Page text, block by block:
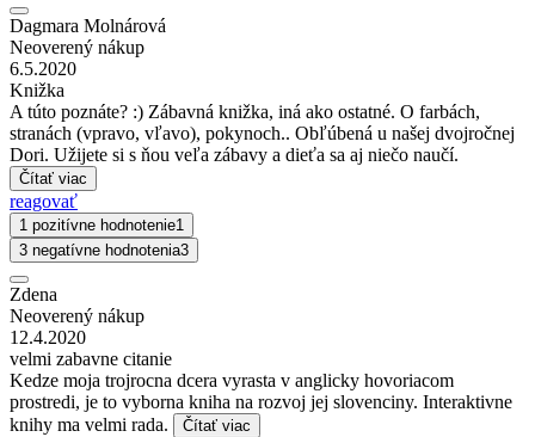
Dagmara Molnárová
Neoverený nákup
6.5.2020
Knižka
A túto poznáte? :) Zábavná knižka, iná ako ostatné. O farbách,
stranách (vpravo, vľavo), pokynoch.. Obľúbená u našej dvojročnej
Dori. Užijete si s ňou veľa zábavy a dieťa sa aj niečo naučí.
Čítať viac
reagovať
1 pozitívne hodnotenie1
3 negatívne hodnotenia3
Zdena
Neoverený nákup
12.4.2020
velmi zabavne citanie
Kedze moja trojrocna dcera vyrasta v anglicky hovoriacom
prostredi, je to vyborna kniha na rozvoj jej slovenciny. Interaktivne
knihy ma velmi rada.
Čítať viac